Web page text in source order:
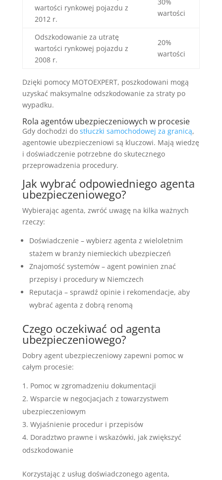
wartości rynkowej pojazdu z
2012 r.
30%
wartości
Odszkodowanie za utratę
wartości rynkowej pojazdu z
2008 r.
20%
wartości
Dzięki pomocy MOTOEXPERT, poszkodowani mogą
uzyskać maksymalne odszkodowanie za straty po
wypadku.
Rola agentów ubezpieczeniowych w procesie
Gdy dochodzi do stłuczki samochodowej za granicą,
agentowie ubezpieczeniowi są kluczowi. Mają wiedzę
i doświadczenie potrzebne do skutecznego
przeprowadzenia procedury.
Jak wybrać odpowiedniego agenta
ubezpieczeniowego?
Wybierając agenta, zwróć uwagę na kilka ważnych
rzeczy:
Doświadczenie – wybierz agenta z wieloletnim
stażem w branży niemieckich ubezpieczeń
Znajomość systemów – agent powinien znać
przepisy i procedury w Niemczech
Reputacja – sprawdź opinie i rekomendacje, aby
wybrać agenta z dobrą renomą
Czego oczekiwać od agenta
ubezpieczeniowego?
Dobry agent ubezpieczeniowy zapewni pomoc w
całym procesie:
Pomoc w zgromadzeniu dokumentacji
Wsparcie w negocjacjach z towarzystwem
ubezpieczeniowym
Wyjaśnienie procedur i przepisów
Doradztwo prawne i wskazówki, jak zwiększyć
odszkodowanie
Korzystając z usług doświadczonego agenta,